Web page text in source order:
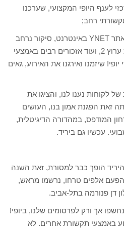
לענף היופי המקצועי, שערכנו
רחב;
שידור חי מאולפן החדשות של אתר YNET באינטרנט, סיקור נרחב
במהדורה המרכזית של חדשות ערוץ 2, ועוד אזכורים רבים באמצעי
שיזמנו ואירגנו את האירוע, גאים
לקוחות נענו לנו, והציגו את
זאת הפגנת אמון בנו, העושים
המודפס, במהדורה הדיגיטלית,
עכשיו גם ביריד.
הופך כבר למסורת, זאת השנה
אלפים טרחו, נרשמו מראש,
דן פנורמה בתל-אביב.
אך ורק לפרסומים שלנו, ביופי!
באמצעי תקשורת אחרים. לא